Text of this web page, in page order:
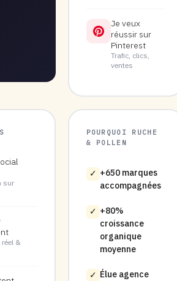
Je veux
réussir sur
Pinterest
Trafic, clics,
ventes
sur
&
POURQUOI RUCHE
& POLLEN
✓ +650 marques
accompagnées
✓ +80%
croissance
organique
moyenne
✓ Élue agence